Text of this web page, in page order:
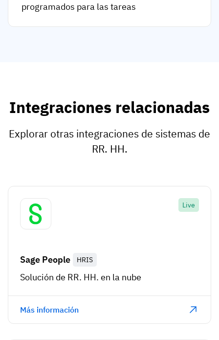
programados para las tareas
Integraciones relacionadas
Explorar otras integraciones de sistemas de
RR. HH.
Live
Sage People HRIS
Solución de RR. HH. en la nube
Más información